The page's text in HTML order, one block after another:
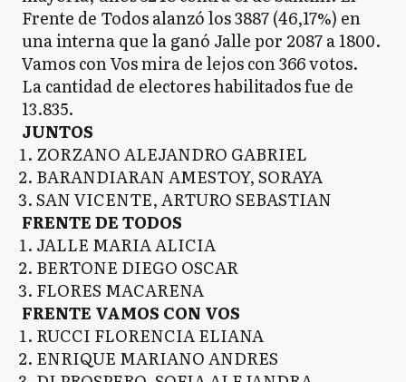
Frente de Todos alanzó los 3887 (46,17%) en
una interna que la ganó Jalle por 2087 a 1800.
Vamos con Vos mira de lejos con 366 votos.
La cantidad de electores habilitados fue de
13.835.
JUNTOS
ZORZANO ALEJANDRO GABRIEL
BARANDIARAN AMESTOY, SORAYA
SAN VICENTE, ARTURO SEBASTIAN
FRENTE DE TODOS
JALLE MARIA ALICIA
BERTONE DIEGO OSCAR
FLORES MACARENA
FRENTE VAMOS CON VOS
RUCCI FLORENCIA ELIANA
ENRIQUE MARIANO ANDRES